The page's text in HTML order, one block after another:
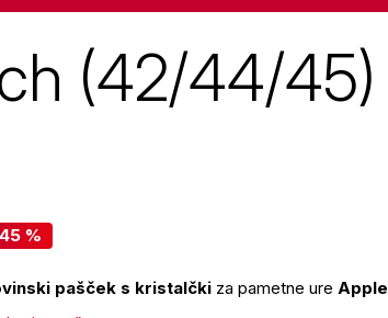
(42/44/45)
%
pašček s kristalčki za pametne ure